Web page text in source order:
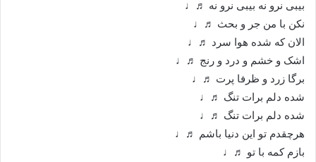
بیبی نرو نه بیبی نرو نه ♬♩
نکن با من جر و بحث ♬♩
الان که شده هوا سرد ♬♩
اشک و خشم و درد و رنج ♬♩
برگا زرد و ظرفا پرت ♬♩
شده دلم برات تنگ ♬♩
شده دلم برات تنگ ♬♩
هرچقدم تو این دنیا باشم ♬♩
بازم کمه با تو ♬♩